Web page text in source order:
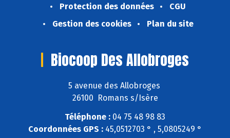
Protection des données
CGU
Gestion des cookies
Plan du site
Biocoop Des Allobroges
5 avenue des Allobroges
26100 Romans s/Isère
Téléphone : 04 75 48 98 83
Coordonnées GPS : 45,0512703 ° , 5,0805249 °